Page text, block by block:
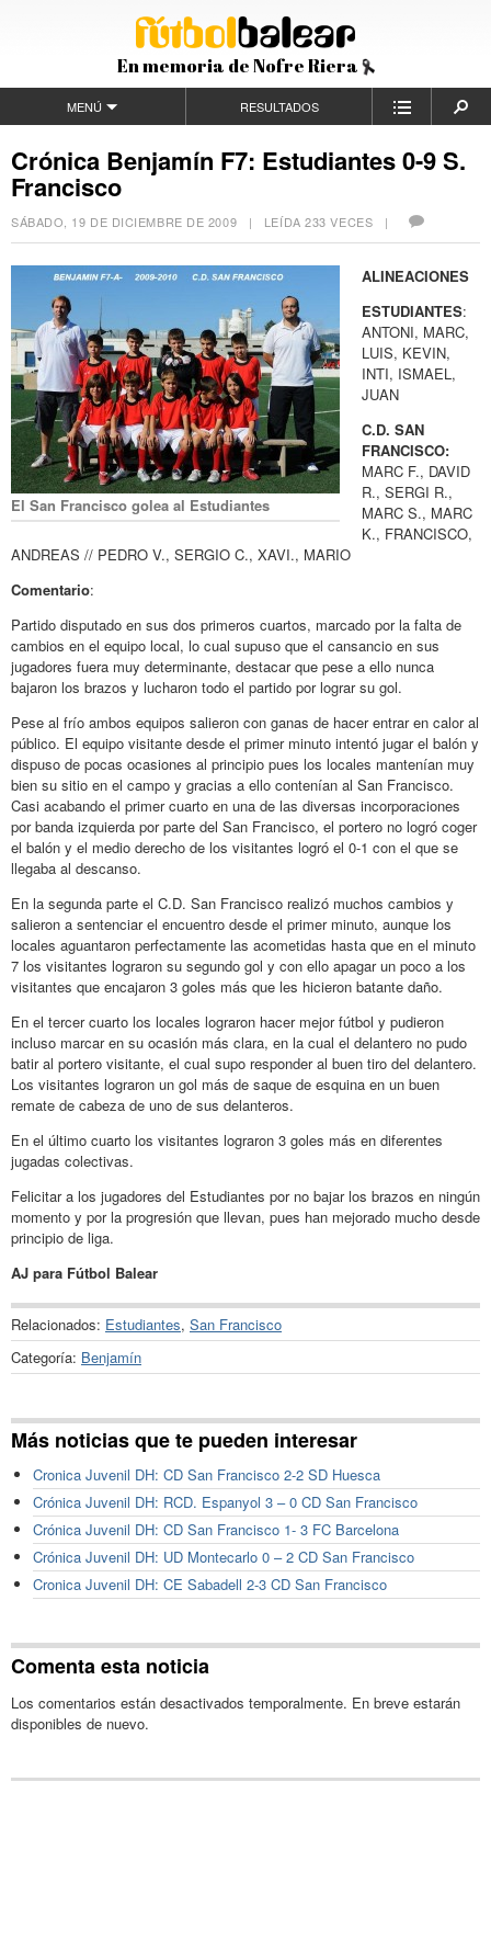
En memoria de Nofre Riera
MENÚ RESULTADOS
Crónica Benjamín F7: Estudiantes 0-9 S.
Francisco
SÁBADO, 19 DE DICIEMBRE DE 2009 | LEÍDA 233 VECES |
El San Francisco golea al Estudiantes
ALINEACIONES
ESTUDIANTES:
ANTONI, MARC,
LUIS, KEVIN,
INTI, ISMAEL,
JUAN
C.D. SAN
FRANCISCO:
MARC F., DAVID
R., SERGI R.,
MARC S., MARC
K., FRANCISCO,
ANDREAS // PEDRO V., SERGIO C., XAVI., MARIO
Comentario:
Partido disputado en sus dos primeros cuartos, marcado por la falta de
cambios en el equipo local, lo cual supuso que el cansancio en sus
jugadores fuera muy determinante, destacar que pese a ello nunca
bajaron los brazos y lucharon todo el partido por lograr su gol.
Pese al frío ambos equipos salieron con ganas de hacer entrar en calor al
público. El equipo visitante desde el primer minuto intentó jugar el balón y
dispuso de pocas ocasiones al principio pues los locales mantenían muy
bien su sitio en el campo y gracias a ello contenían al San Francisco.
Casi acabando el primer cuarto en una de las diversas incorporaciones
por banda izquierda por parte del San Francisco, el portero no logró coger
el balón y el medio derecho de los visitantes logró el 0-1 con el que se
llegaba al descanso.
En la segunda parte el C.D. San Francisco realizó muchos cambios y
salieron a sentenciar el encuentro desde el primer minuto, aunque los
locales aguantaron perfectamente las acometidas hasta que en el minuto
7 los visitantes lograron su segundo gol y con ello apagar un poco a los
visitantes que encajaron 3 goles más que les hicieron batante daño.
En el tercer cuarto los locales lograron hacer mejor fútbol y pudieron
incluso marcar en su ocasión más clara, en la cual el delantero no pudo
batir al portero visitante, el cual supo responder al buen tiro del delantero.
Los visitantes lograron un gol más de saque de esquina en un buen
remate de cabeza de uno de sus delanteros.
En el último cuarto los visitantes lograron 3 goles más en diferentes
jugadas colectivas.
Felicitar a los jugadores del Estudiantes por no bajar los brazos en ningún
momento y por la progresión que llevan, pues han mejorado mucho desde
principio de liga.
AJ para Fútbol Balear
Relacionados: Estudiantes, San Francisco
Categoría: Benjamín
Más noticias que te pueden interesar
Cronica Juvenil DH: CD San Francisco 2-2 SD Huesca
Crónica Juvenil DH: RCD. Espanyol 3 – 0 CD San Francisco
Crónica Juvenil DH: CD San Francisco 1- 3 FC Barcelona
Crónica Juvenil DH: UD Montecarlo 0 – 2 CD San Francisco
Cronica Juvenil DH: CE Sabadell 2-3 CD San Francisco
Comenta esta noticia
Los comentarios están desactivados temporalmente. En breve estarán
disponibles de nuevo.